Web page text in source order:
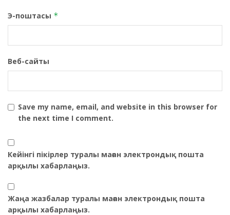
Э-поштасы *
Веб-сайты
Save my name, email, and website in this browser for
the next time I comment.
Кейінгі пікірлер туралы маған электрондық пошта
арқылы хабарлаңыз.
Жаңа жазбалар туралы маған электрондық пошта
арқылы хабарлаңыз.